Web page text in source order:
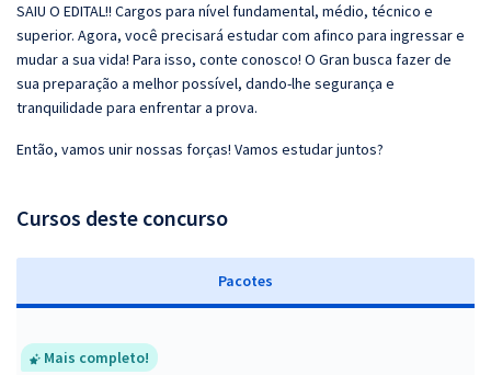
SAIU O EDITAL!! Cargos para nível fundamental, médio, técnico e
superior. Agora, você precisará estudar com afinco para ingressar e
mudar a sua vida! Para isso, conte conosco! O Gran busca fazer de
sua preparação a melhor possível, dando-lhe segurança e
tranquilidade para enfrentar a prova.
Então, vamos unir nossas forças! Vamos estudar juntos?
Cursos deste concurso
Pacotes
Mais completo!